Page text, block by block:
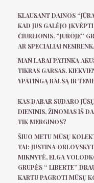
KLAUSANT DAINOS
KAD JUS GALĖJO
ČIURLIONIS. “JŪROJE”
AR SPECIALIAI
MAN LABAI PATINKA
TIKRAS GARSAS.
YPATINGĄ BALSĄ IR
KAS DABAR SUDARO
DIENINIS, ŽINOMAS IŠ
TIK MERGINOS?
ŠIUO METU MŪSŲ
TAI: JUSTINA
MIKNYTĖ, ELGA
GRUPĖS “ LIBERTE”
KARTU PAGROTI MŪSŲ